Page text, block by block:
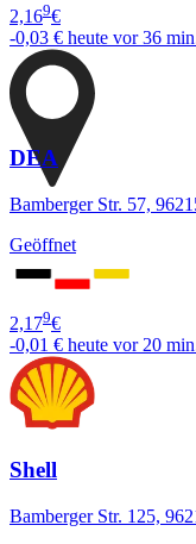
2,169€
-0,03 € heute vor 36
DEA
Bamberger Str. 57,
Geöffnet
2,179€
-0,01 € heute vor 20
Shell
Bamberger Str. 125,